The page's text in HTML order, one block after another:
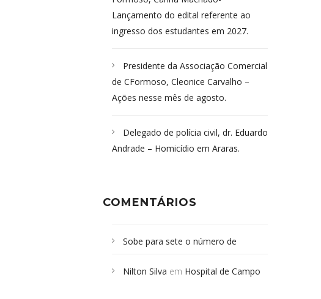
Lançamento do edital referente ao
ingresso dos estudantes em 2027.
Presidente da Associação Comercial
de CFormoso, Cleonice Carvalho –
Ações nesse mês de agosto.
Delegado de polícia civil, dr. Eduardo
Andrade – Homicídio em Araras.
COMENTÁRIOS
Sobe para sete o número de
desabamento em São Paulo - Revista
Nilton Silva em Hospital de Campo